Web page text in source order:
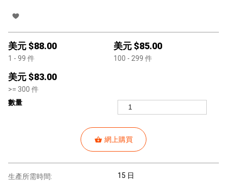
美元 $88.00
1 - 99 件
美元 $85.00
100 - 299 件
美元 $83.00
>= 300 件
數量
網上購買
生產所需時間: 15 日